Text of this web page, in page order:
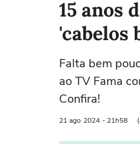
15 anos
'cabelos
Falta bem
ao TV Fama
Confira!
21 ago 2024 - 21h58